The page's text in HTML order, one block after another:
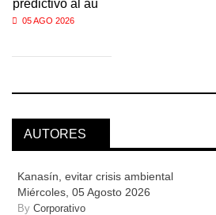
predictivo al au
05 AGO 2026
AUTORES
Kanasín, evitar crisis ambiental
Miércoles, 05 Agosto 2026
By Corporativo